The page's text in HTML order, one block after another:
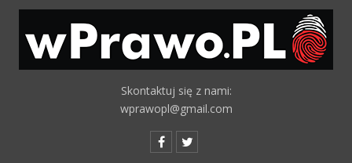
Skontaktuj się z nami:
wprawopl@gmail.com